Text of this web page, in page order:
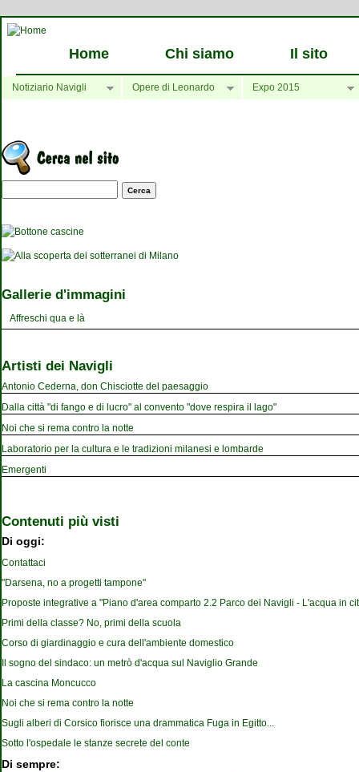
Home Chi siamo Il sito
Notiziario Navigli Opere di Leonardo Expo 2015
Maschera di ricerca
Gallerie d'immagini
Affreschi qua e là
Artisti dei Navigli
Antonio Cederna, don Chisciotte del paesaggio
Dalla città "di fango e di lucro" al convento "dove respira il lago"
Noi che si rema contro la notte
Laboratorio per la cultura e le tradizioni milanesi e lombarde
Emergenti
Contenuti più visti
Di oggi:
Contattaci
"Darsena, no a progetti tampone"
Proposte integrative a "Piano d'area comparto 2.2 Parco dei Navigli - L'acqua in
Primi della classe? No, primi della scuola
Corso di giardinaggio e cura dell'ambiente domestico
Il sogno del sindaco: un metrò d'acqua sul Naviglio Grande
La cascina Moncucco
Noi che si rema contro la notte
Sugli alberi di Corsico fiorisce una drammatica Fuga in Egitto...
Sotto l'ospedale le stanze secrete del conte
Di sempre: